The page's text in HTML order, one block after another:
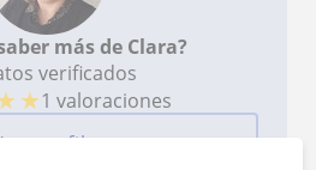
más de Clara?
verificados
★1 valoraciones
perfil